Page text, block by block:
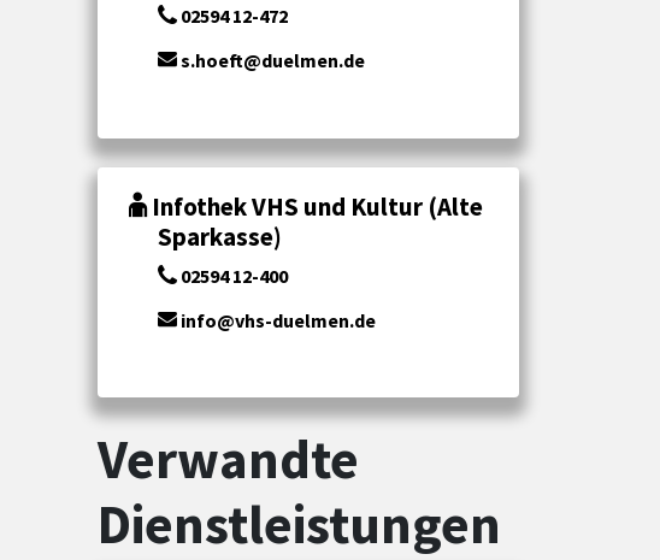
02594 12-472
s.hoeft@duelmen.de
Infothek VHS und Kultur (Alte
Sparkasse)
02594 12-400
info@vhs-duelmen.de
Verwandte
Dienstleistungen